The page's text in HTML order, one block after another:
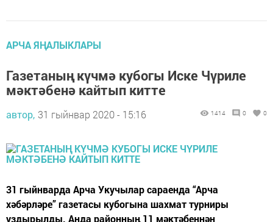
АРЧА ЯҢАЛЫКЛАРЫ
Газетаның күчмә кубогы Иске Чүриле
мәктәбенә кайтып китте
автор, 31 гыйнвар 2020 - 15:16 1414 0 0
31 гыйнварда Арча Укучылар сараенда “Арча
хәбәрләре” газетасы кубогына шахмат турниры
уздырылды. Анда районның 11 мәктәбеннән